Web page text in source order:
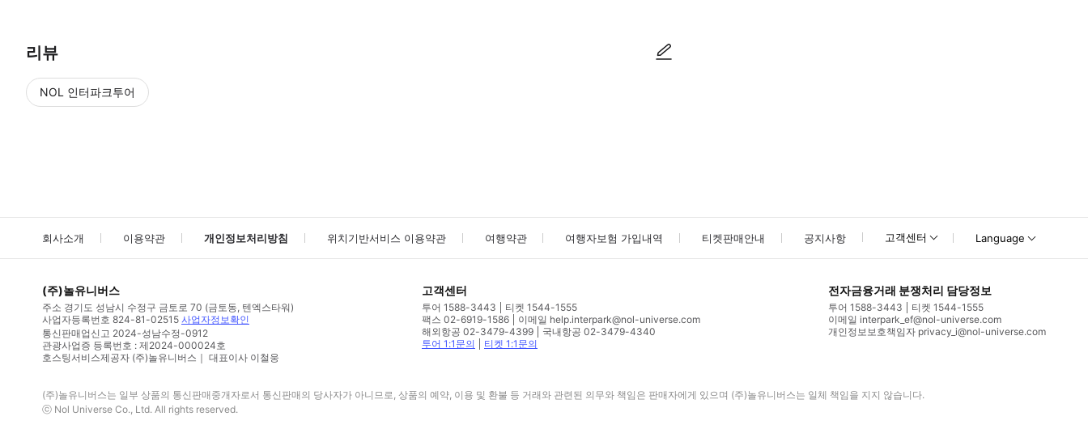
리뷰
NOL 인터파크투어
회사소개 이용약관 개인정보처리방침 위치기반서비스 이용약관 여행약관 여행자보험 가입내역 티켓판매안내 공지사항 고객센터 Language
(주)놀유니버스
주소 경기도 성남시 수정구 금토로 70 (금토동, 텐엑스타워)
사업자등록번호 824-81-02515 사업자정보확인
통신판매업신고 2024-성남수정-0912
관광사업증 등록번호 : 제2024-000024호
호스팅서비스제공자 (주)놀유니버스｜ 대표이사 이철웅
고객센터
투어 1588-3443
티켓 1544-1555
팩스 02-6919-1586
이메일 help.interpark@nol-universe.com
해외항공 02-3479-4399
국내항공 02-3479-4340
투어 1:1문의
티켓 1:1문의
전자금융거래 분쟁처리 담당정보
투어 1588-3443
티켓 1544-1555
이메일 interpark_ef@nol-universe.com
개인정보보호책임자 privacy_i@nol-universe.com
(주)놀유니버스는 일부 상품의 통신판매중개자로서 통신판매의 당사자가 아니므로, 상품의 예약, 이용 및 환불 등 거래와 관련된 의무와 책임은 판매자에게 있으며 (주)놀유니버스는 일체 책임을 지지 않습니다.
ⓒ Nol Universe Co., Ltd. All rights reserved.